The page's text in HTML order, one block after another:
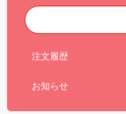
注文履歴
お知らせ